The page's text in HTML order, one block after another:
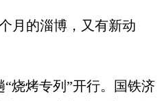
的淄博，又有新动
烤专列”开行。国铁济